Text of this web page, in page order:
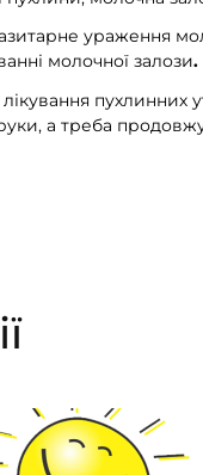
ураження
молочної залози.
а треба